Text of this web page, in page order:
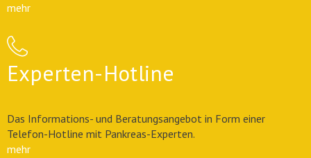
mehr
Experten-Hotline
Das Informations- und Beratungsangebot in Form einer
Telefon-Hotline mit Pankreas-Experten.
mehr